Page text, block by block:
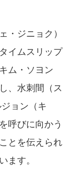
・ジニョク）
イムスリップ
ム・ソヨン
、水刺間（ス
ョン（キ
呼びに向かう
とを伝えられ
ます。